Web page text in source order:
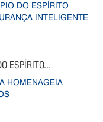
ESPÍRITO...